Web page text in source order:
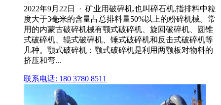
2022年9月22日 · 矿业用破碎机,也叫碎石机,指排料中粒
度大于3毫米的含量占总排料量50%以上的粉碎机械。常
用的内蒙古破碎机械有颚式破碎机、旋回破碎机、圆锥
式破碎机、辊式破碎机、锤式破碎机和反击式破碎机等
几种。颚式破碎机：颚式破碎机是利用两颚板对物料的
挤压和弯...
联系电话: 180 3780 8511